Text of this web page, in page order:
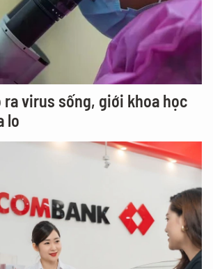
ra virus sống, giới khoa học
lo